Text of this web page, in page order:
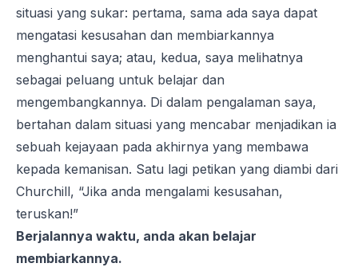
situasi yang sukar: pertama, sama ada saya dapat
mengatasi kesusahan dan membiarkannya
menghantui saya; atau, kedua, saya melihatnya
sebagai peluang untuk belajar dan
mengembangkannya. Di dalam pengalaman saya,
bertahan dalam situasi yang mencabar menjadikan ia
sebuah kejayaan pada akhirnya yang membawa
kepada kemanisan. Satu lagi petikan yang diambi dari
Churchill, “Jika anda mengalami kesusahan,
teruskan!”
Berjalannya waktu, anda akan belajar
membiarkannya.